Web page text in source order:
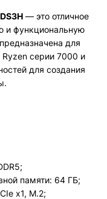
— это отличное
и функциональную
для
серии 7000 и
для создания
памяти: 64 ГБ;
x1, M.2;